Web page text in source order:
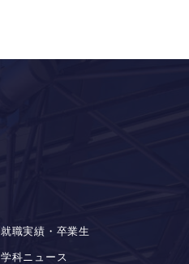
就職実績・卒業生
学科ニュース